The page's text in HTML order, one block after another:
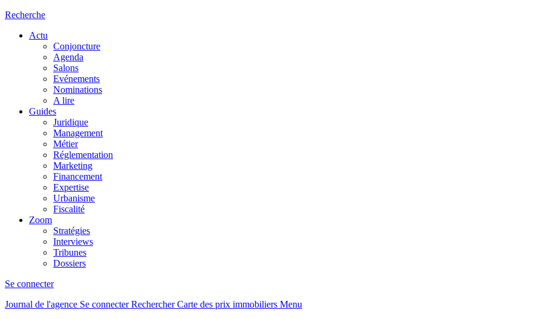
Recherche
Actu
Conjoncture
Agenda
Salons
Evénements
Nominations
A lire
Guides
Juridique
Management
Métier
Réglementation
Marketing
Financement
Expertise
Urbanisme
Fiscalité
Zoom
Stratégies
Interviews
Tribunes
Dossiers
Se connecter
Journal de l'agence Se connecterRechercher Carte des prix immobiliers Menu